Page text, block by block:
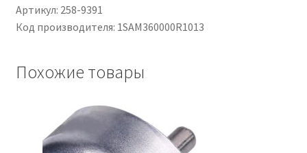
Чистка кондиционеров
Артикул: 258-9391
Код производителя: 1SAM360000R1013
Похожие товары